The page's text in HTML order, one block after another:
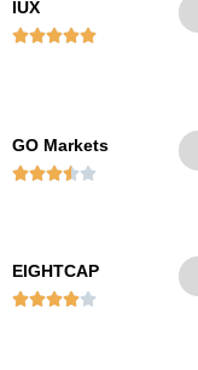
IUX

GO Markets

EIGHTCAP
